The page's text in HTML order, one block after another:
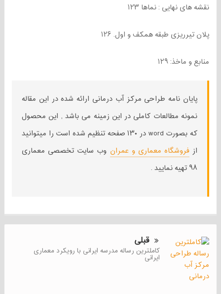
نقشه های نهایی : نماها ۱۲۳
پلان تیرریزی طبقه همکف و اول. ۱۲۶
منابع و ماخذ: ۱۲۹
پایان نامه طراحی مرکز آب درمانی ارائه شده در این مقاله
نمونه مطالعات کاملی در این زمینه می باشد , این محصول
که بصورت word در ۱۳۰ صفحه تنظیم شده است را میتوانید
ازفروشگاه معماری و عمران وب سایت تخصصی معماری
۹۸ تهیه نمایید .
قبلی
کاملترین رساله مدرسه ایرانی با رویکرد معماری
ایرانی